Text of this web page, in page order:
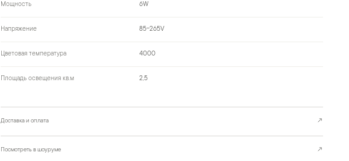
Мощность 6W
Напряжение 85-265V
Цветовая температура 4000
Площадь освещения кв.м 2,5
Доставка и оплата ↗
Посмотреть в шоуруме ↗